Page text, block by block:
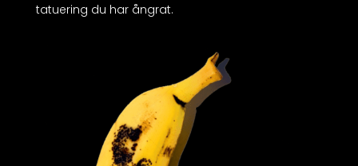
tatuering du har ångrat.